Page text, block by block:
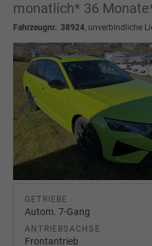
monatlich* 36
Fahrzeugnr.: 38924, unverbindliche
GETRIEBE
Autom. 7-Gang
ANTRIEBSACHSE
Frontantrieb